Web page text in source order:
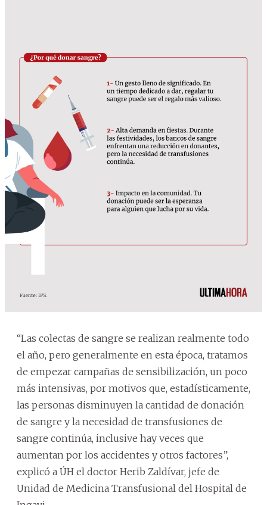
“Las colectas de sangre se realizan realmente todo
el año, pero generalmente en esta época, tratamos
de empezar campañas de sensibilización, un poco
más intensivas, por motivos que, estadísticamente,
las personas disminuyen la cantidad de donación
de sangre y la necesidad de transfusiones de
sangre continúa, inclusive hay veces que
aumentan por los accidentes y otros factores”,
explicó a ÚH el doctor Herib Zaldívar, jefe de
Unidad de Medicina Transfusional del Hospital de